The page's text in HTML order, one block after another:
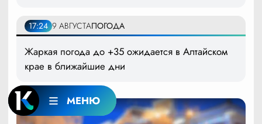
МЕНЮ
17:24 9 АВГУСТАПОГОДА
Жаркая погода до +35 ожидается в Алтайском
крае в ближайшие дни